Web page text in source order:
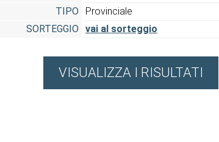
TIPO
Provinciale
SORTEGGIO
vai al sorteggio
VISUALIZZA I RISULTATI